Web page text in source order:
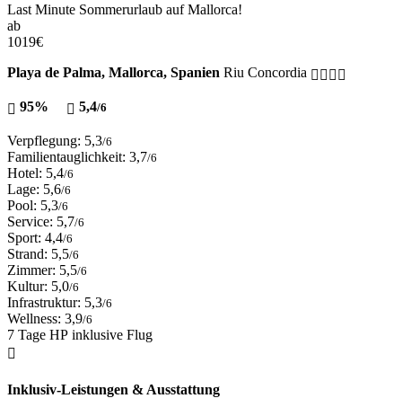
Last Minute Sommerurlaub auf Mallorca!
ab
1019€
Playa de Palma, Mallorca, Spanien Riu Concordia
95% 5,4/6
Verpflegung: 5,3/6
Familientauglichkeit: 3,7/6
Hotel: 5,4/6
Lage: 5,6/6
Pool: 5,3/6
Service: 5,7/6
Sport: 4,4/6
Strand: 5,5/6
Zimmer: 5,5/6
Kultur: 5,0/6
Infrastruktur: 5,3/6
Wellness: 3,9/6
7 Tage HP inklusive Flug
Inklusiv-Leistungen & Ausstattung